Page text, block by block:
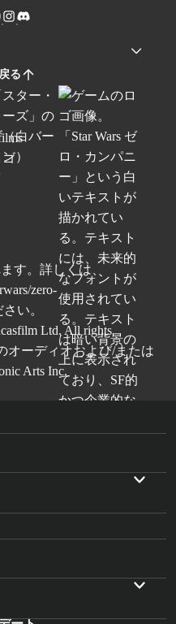
る
す。詳しくは、
zero-
い。
Ltd. All rights
オーディオおよび/または
Arts Inc.